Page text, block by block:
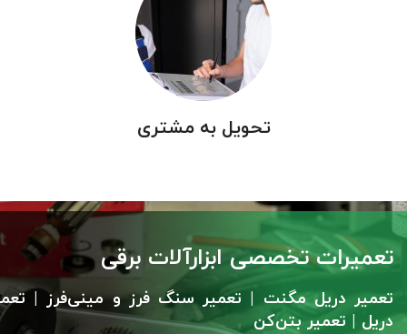
تحویل به مشتری
تعمیرات تخصصی ابزارآلات برقی
تعمیر دریل مگنت | تعمیر سنگ فرز و مینی‌فرز |
دریل | تعمیر بتن‌کن